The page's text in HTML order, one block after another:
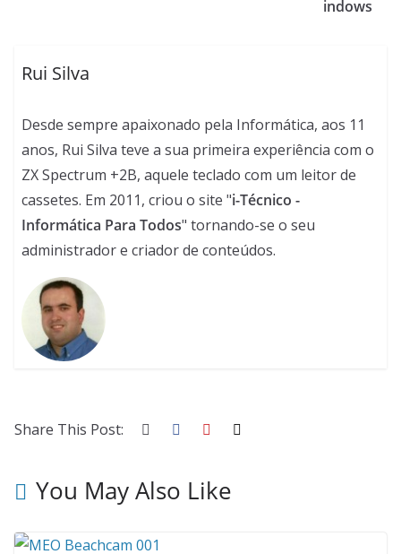
indows
Rui Silva
Desde sempre apaixonado pela Informática, aos 11
anos, Rui Silva teve a sua primeira experiência com o
ZX Spectrum +2B, aquele teclado com um leitor de
cassetes. Em 2011, criou o site "i-Técnico -
Informática Para Todos" tornando-se o seu
administrador e criador de conteúdos.
Share This Post:
You May Also Like